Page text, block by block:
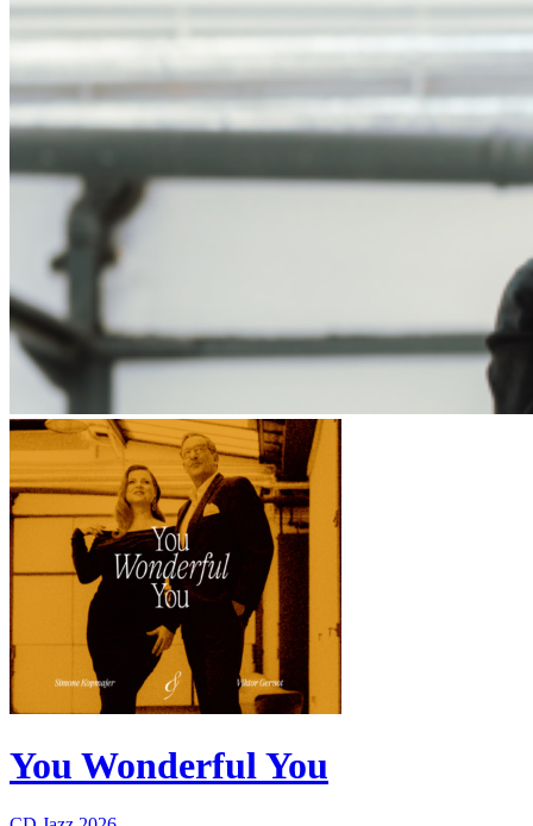
You Wonderful You